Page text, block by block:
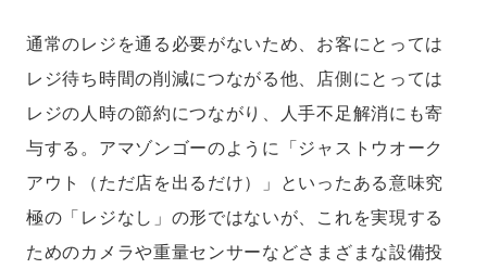
通常のレジを通る必要がないため、お客にとっては
レジ待ち時間の削減につながる他、店側にとっては
レジの人時の節約につながり、人手不足解消にも寄
与する。アマゾンゴーのように「ジャストウオーク
アウト（ただ店を出るだけ）」といったある意味究
極の「レジなし」の形ではないが、これを実現する
ためのカメラや重量センサーなどさまざまな設備投